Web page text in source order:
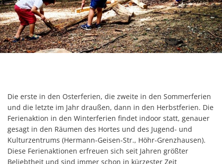
Die erste in den Osterferien, die zweite in den Sommerferien
und die letzte im Jahr draußen, dann in den Herbstferien. Die
Ferienaktion in den Winterferien findet indoor statt, genauer
gesagt in den Räumen des Hortes und des Jugend- und
Kulturzentrums (Hermann-Geisen-Str., Höhr-Grenzhausen).
Diese Ferienaktionen erfreuen sich seit Jahren größter
Beliebtheit und sind immer schon in kürzester Zeit